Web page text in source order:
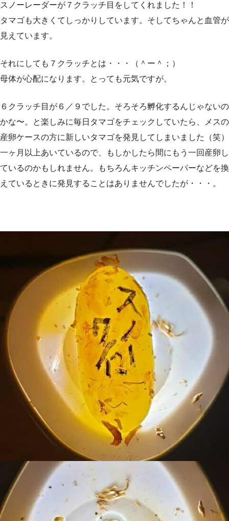
スノーレーダーが７クラッチ目をしてくれました！！
タマゴも大きくてしっかりしています。そしてちゃんと血管が
見えています。
それにしても７クラッチとは・・・（＾ー＾；）
母体が心配になります。とっても元気ですが。
６クラッチ目が６／９でした。そろそろ孵化するんじゃないの
かな〜。と楽しみに毎日タマゴをチェックしていたら、メスの
産卵ケースの方に新しいタマゴを発見してしまいました（笑）
一ヶ月以上あいているので、もしかしたら間にもう一回産卵し
ているのかもしれません。もちろんキッチンペーパーなどを換
えているときに発見することはありませんでしたが・・・。